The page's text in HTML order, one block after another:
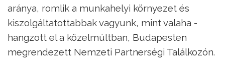
aránya, romlik a munkahelyi környezet és
kiszolgáltatottabbak vagyunk, mint valaha -
hangzott el a közelmúltban, Budapesten
megrendezett Nemzeti Partnerségi Találkozón.